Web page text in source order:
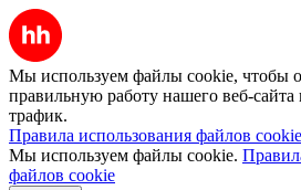
Мы используем файлы cookie, чтобы
правильную работу нашего веб-сайта
трафик.
Правила использования файлов cookie
Мы используем файлы cookie.
файлов cookie